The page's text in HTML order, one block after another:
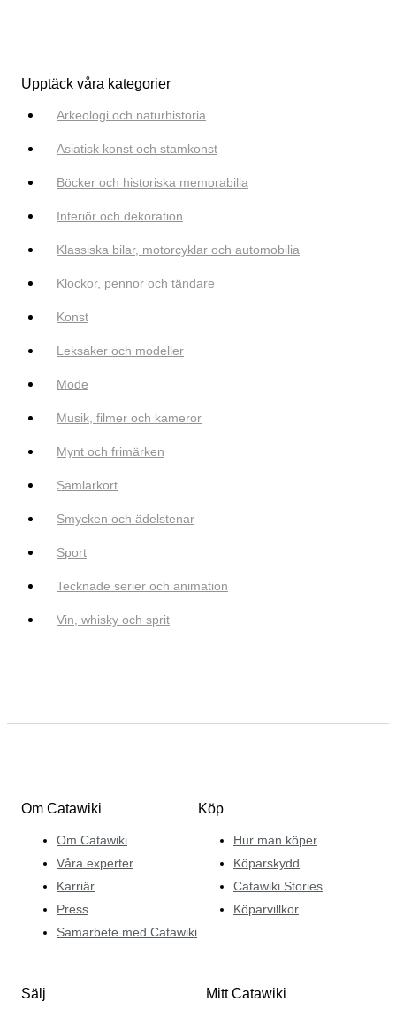
Upptäck våra kategorier
Arkeologi och naturhistoria
Asiatisk konst och stamkonst
Böcker och historiska memorabilia
Interiör och dekoration
Klassiska bilar, motorcyklar och automobilia
Klockor, pennor och tändare
Konst
Leksaker och modeller
Mode
Musik, filmer och kameror
Mynt och frimärken
Samlarkort
Smycken och ädelstenar
Sport
Tecknade serier och animation
Vin, whisky och sprit
Om Catawiki
Om Catawiki
Våra experter
Karriär
Press
Samarbete med Catawiki
Köp
Hur man köper
Köparskydd
Catawiki Stories
Köparvillkor
Sälj Mitt Catawiki